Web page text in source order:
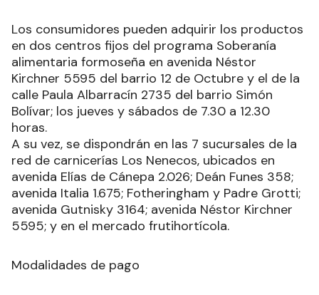
Los consumidores pueden adquirir los productos
en dos centros fijos del programa Soberanía
alimentaria formoseña en avenida Néstor
Kirchner 5595 del barrio 12 de Octubre y el de la
calle Paula Albarracín 2735 del barrio Simón
Bolívar; los jueves y sábados de 7.30 a 12.30
horas.
A su vez, se dispondrán en las 7 sucursales de la
red de carnicerías Los Nenecos, ubicados en
avenida Elías de Cánepa 2.026; Deán Funes 358;
avenida Italia 1.675; Fotheringham y Padre Grotti;
avenida Gutnisky 3164; avenida Néstor Kirchner
5595; y en el mercado frutihortícola.
Modalidades de pago